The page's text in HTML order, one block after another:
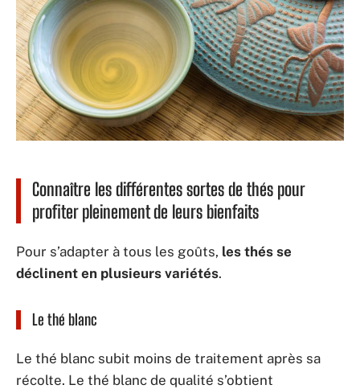
Connaître les différentes sortes de thés pour
profiter pleinement de leurs bienfaits
Pour s’adapter à tous les goûts, les thés se
déclinent en plusieurs variétés.
Le thé blanc
Le thé blanc subit moins de traitement après sa
récolte. Le thé blanc de qualité s’obtient